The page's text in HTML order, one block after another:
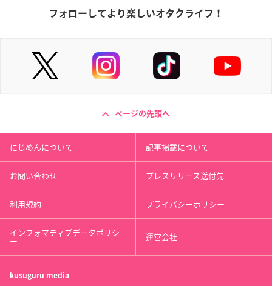
フォローしてより楽しいオタクライフ！
ページの先頭へ
にじめんについて 記事掲載について
お問い合わせ プレスリリース送付先
利用規約 プライバシーポリシー
インフォマティブデータポリシ
ー 運営会社
kusuguru media